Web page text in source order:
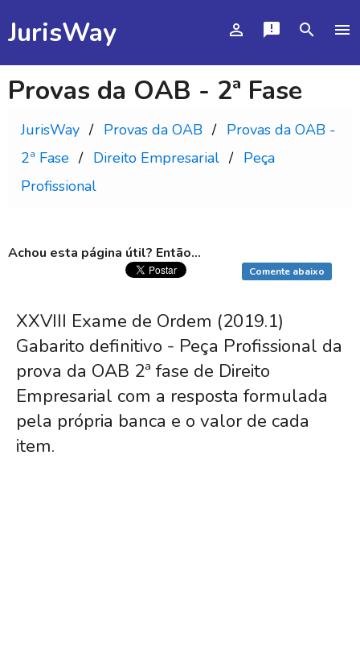
JurisWay person_outline announcement search menu
Provas da OAB - 2ª Fase
JurisWay Provas da OAB
Provas da OAB -
2ª Fase
Direito Empresarial
Peça
Profissional
Achou esta página útil? Então...
Comente abaixo
XXVIII Exame de Ordem (2019.1)
Gabarito definitivo - Peça Profissional da
prova da OAB 2ª fase de Direito
Empresarial com a resposta formulada
pela própria banca e o valor de cada
item.